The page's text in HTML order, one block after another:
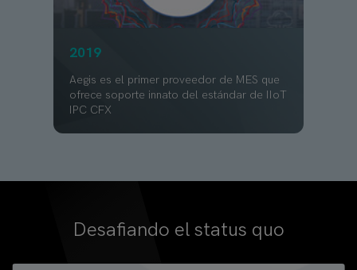
2019
Aegis es el primer proveedor de MES que
ofrece soporte innato del estándar de IIoT
IPC CFX
Desafiando el status quo